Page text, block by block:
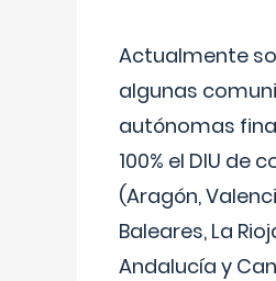
Actualmente
algunas
autónomas
100% el DIU de
(Aragón,
Baleares, La
Andalucía y